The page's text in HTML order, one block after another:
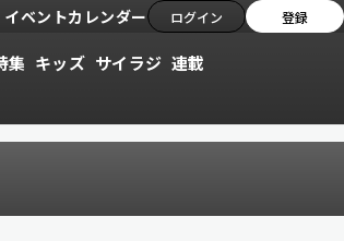
イベントカレンダー ログイン 登録
集 キッズ サイラジ 連載